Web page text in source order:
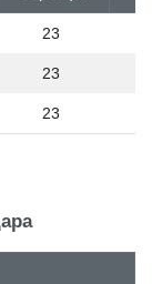
23
23
23